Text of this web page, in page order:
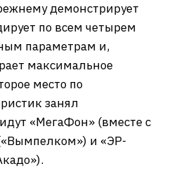
демонстрирует
по всем четырем
параметрам и,
максимальное
место по
занял
«МегаФон» (вместе с
и «ЭР-